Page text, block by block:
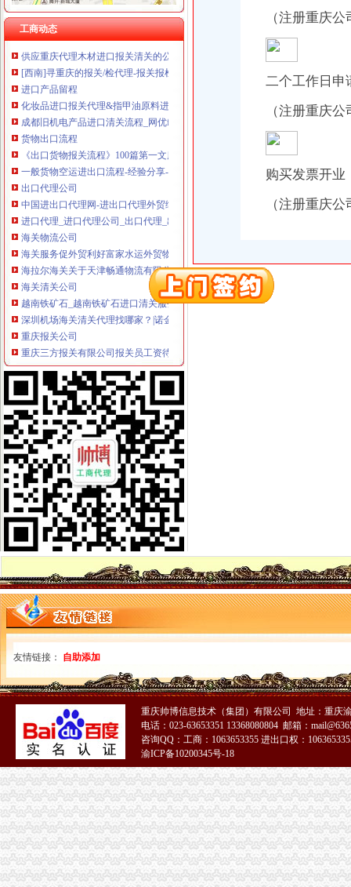
工商动态
城口县工商局注册窗口连续获“流动红旗”外贸公司注册流程窗口称号
重庆代理报关公司
供应重庆代理木材进口报关清关的公司
[西南]寻重庆的报关/检代理-报关报检-福步外贸论坛（FOBBusiness
进口产品留程
化妆品进口报关代理&指甲油原料进口代理报关&化工产品进口报关流
成都旧机电产品进口清关流程_网优fengj.com
货物出口流程
《出口货物报关流程》100篇第一文库网
一般货物空运进出口流程-经验分享-中国物流人论坛锦程物流网BBS
出口代理公司
中国进出口代理网-进出口代理外贸综合服务平台
进口代理_进口代理公司_出口代理_出口代理公司_宁波瓯伟嘉工贸有限
海关物流公司
海关服务促外贸利好富家水运外贸物流公司诞生_网易财经
海拉尔海关关于天津畅通物流有限公司逾期未领取保证金相关况的公
海关清关公司
越南铁矿石_越南铁矿石进口清关服务、上海进口清关公司、海关推荐
深圳机场海关清关代理找哪家？|诺金报关公司-11经验深圳报关行
重庆报关公司
重庆三方报关有限公司报关员工资待遇（共1人分享）-职业圈
重庆三方报关有限公司--页
重庆进出口公司
重庆玖佰进出口有限公司
重庆蕾碧进出口贸易有限公司
出口许可证
货物出口许可证管理办法-
货物出口许可证管理办法
注册出口贸易公司
2008年注册的深圳市进出口贸易公司转让-家在深圳
注册进出口贸易公司的低注册资金-工商注册-香港瑞丰会计事务所
如何注册外贸公司
宝安注册外贸公司需要多长时间？办理外贸公司工商注册具体流程_深
2017如何注册一个外贸公司
外贸公司注册流程
宁波装饰公司注册流程、注册宁波外贸公司费用_一路发发B2B电子商
【佛山进出口公司注册_进出口公司注册流程_进出口公司注册代理】-
外贸公司注册资金
武汉外贸公司注册【价格,品牌,供应商】-中国制造网,武汉网通知
外贸公司注册的流程
易经济合作部关于调整企业申请进出口经营权的资格条件及加后期
【昆明贸易公司注册_贸易公司注册条件_国际贸易公司注册】-昆明赶
重庆代办外贸公司
中国制造,重庆外贸进出口代理商贸销售纺织品生产厂家,重庆外贸进
重庆江北区外贸公司增资代办_第1页_重庆焦点_媒体_西祠胡同
外贸公司注册要求
南京浦口外贸公司注册需要多少钱-数字英才
国际贸易公司注册的条件_律咨询百科_找网
外贸公司注册
新街口注册外贸公司安全有保障-商务服务-中国金属新闻网
2016南注册外贸公司注册资本多少好-南财务/审计/注册-南招贴网
重庆注册进出口公司
重庆共创进出口有限公司|重庆共创进出口有限公司网站
（注册重庆
二个工作日申
（注册重庆
购买发票开业
（注册重庆
友情链接： 自助添加
重庆帅博信息技术（集团）有限公司 地址：重庆
电话：023-63653351 13368080804 邮箱：
咨询QQ：工商：1063653355 进出口权：
渝ICP备10200345号-18